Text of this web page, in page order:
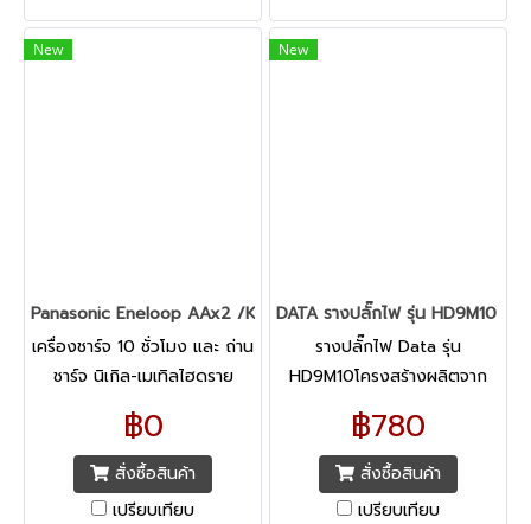
New
Panasonic Eneloop AAx2 /K-KJ18MCC20T(สอบถามราคา)
เครื่องชาร์จ 10 ชั่วโมง และ ถ่าน
ชาร์จ นิเกิล-เมเทิลไฮดราย
2000 มิลลิแอมป์ ขนาด AA
2ก้อน กำลังไฟ : 2000 mAh /
1.2 V ชาร์จได้ 2,100 ครั้ง
฿0
สั่งซื้อสินค้า
เปรียบเทียบ
New
DATA รางปลั๊กไฟ รุ่น HD9M10 2
รางปลั๊กไฟ Data รุ่น
HD9M10โครงสร้างผลิตจาก
ABS วัสดุไม่ลามไฟ เต้ารับใช้
วัสดุไม่ติดไฟ ทนต่อแรง
กระแทกและความร้อนได้สูง ราง
ปลั๊กไฟ 2 ช่อง
฿780
สั่งซื้อสินค้า
เปรียบเทียบ